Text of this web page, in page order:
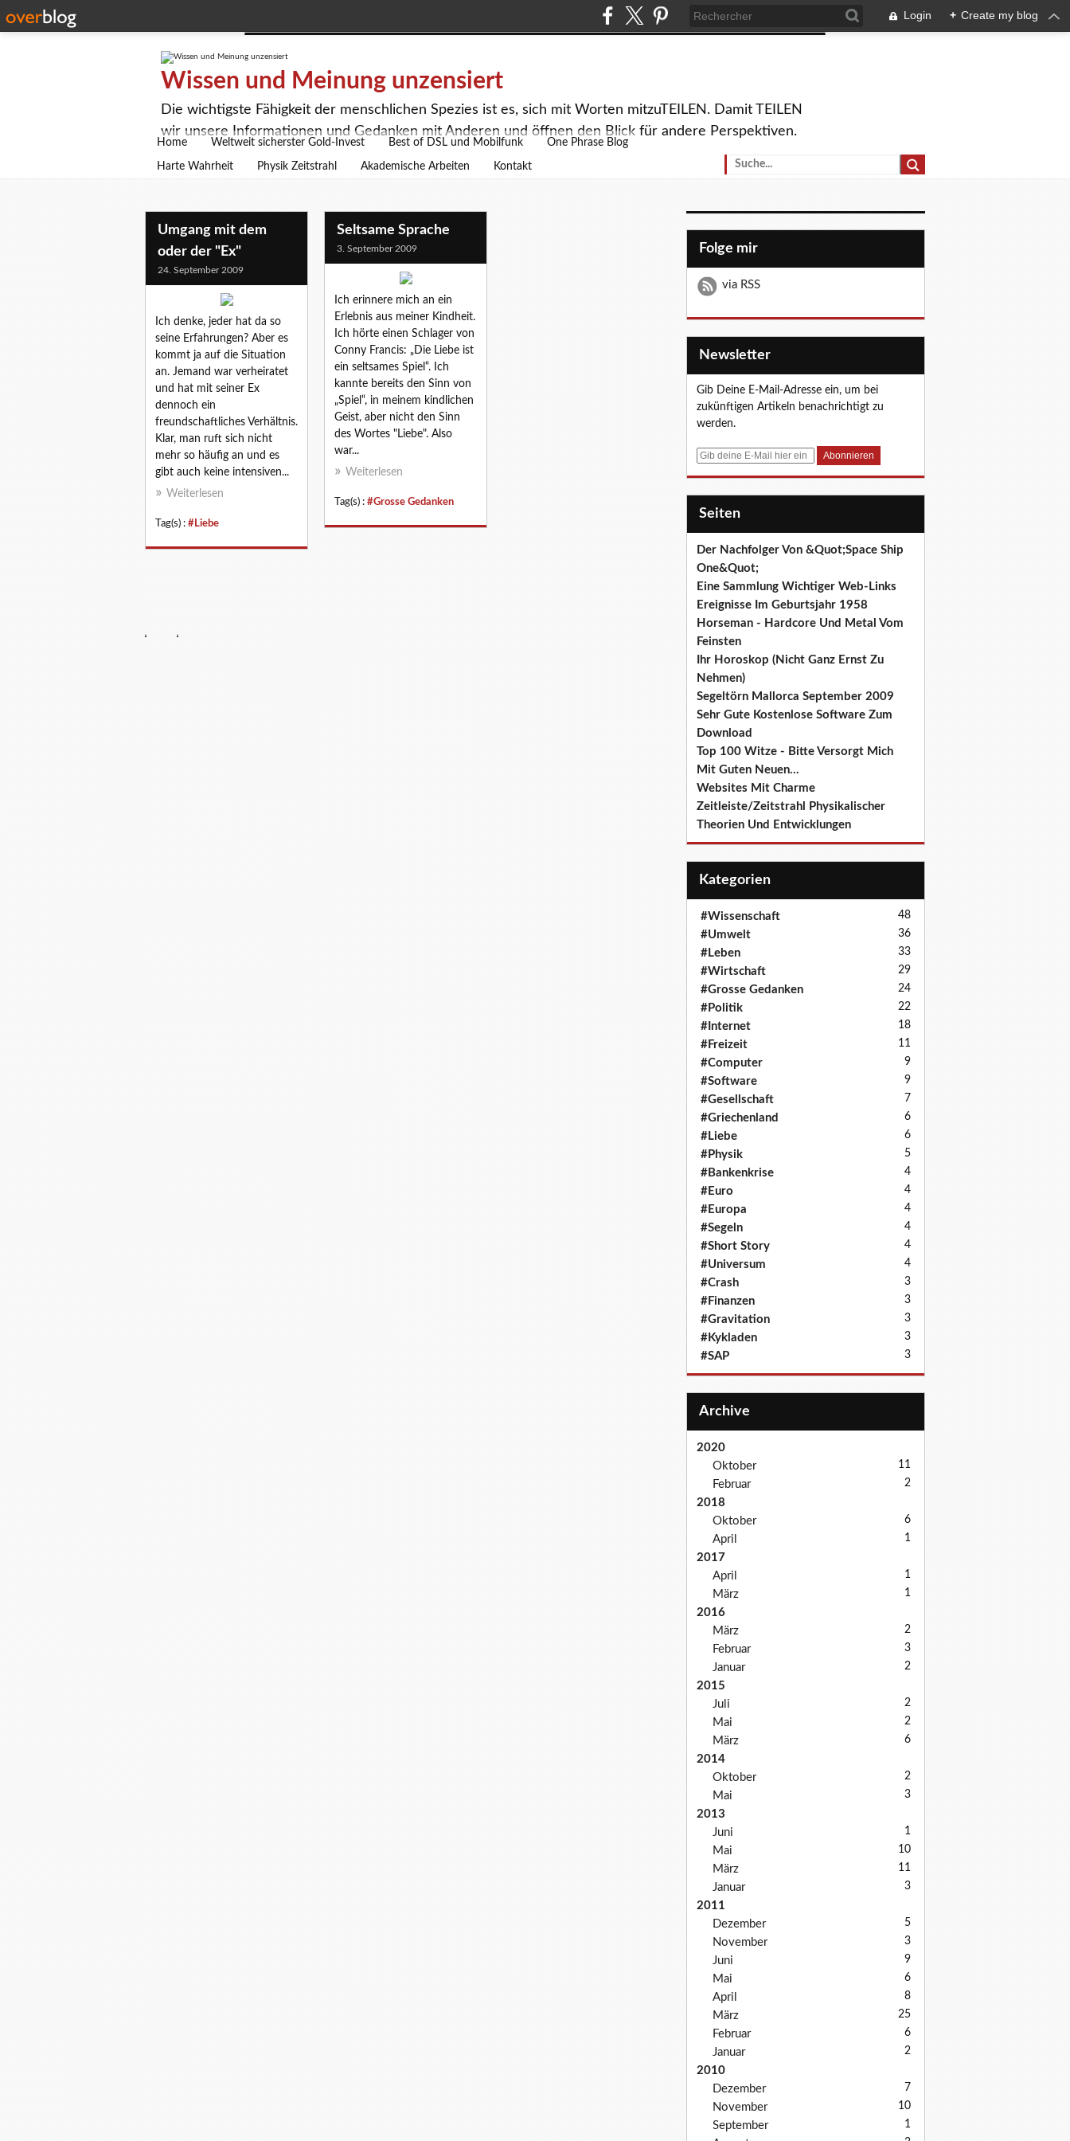
Login + Create my blog
Wissen und Meinung unzensiert
Die wichtigste Fähigkeit der menschlichen Spezies ist es, sich mit Worten mitzuTEILEN. Damit TEILEN
wir unsere Informationen und Gedanken mit Anderen und öffnen den Blick für andere Perspektiven.
Home Weltweit sicherster Gold-Invest Best of DSL und Mobilfunk One Phrase Blog
Harte Wahrheit Physik Zeitstrahl Akademische Arbeiten Kontakt
Umgang mit dem
oder der "Ex"
24. September 2009
Ich denke, jeder hat da so
seine Erfahrungen? Aber es
kommt ja auf die Situation
an. Jemand war verheiratet
und hat mit seiner Ex
dennoch ein
freundschaftliches Verhältnis.
Klar, man ruft sich nicht
mehr so häufig an und es
gibt auch keine intensiven...
Weiterlesen
Tag(s) : #Liebe
Seltsame Sprache
3. September 2009
Ich erinnere mich an ein
Erlebnis aus meiner Kindheit.
Ich hörte einen Schlager von
Conny Francis: „Die Liebe ist
ein seltsames Spiel“. Ich
kannte bereits den Sinn von
„Spiel“, in meinem kindlichen
Geist, aber nicht den Sinn
des Wortes "Liebe". Also
war...
Weiterlesen
Tag(s) : #Grosse Gedanken
Folge mir
via RSS
Newsletter
Gib Deine E-Mail-Adresse ein, um bei
zukünftigen Artikeln benachrichtigt zu
werden.
E
Seiten
Der Nachfolger Von &Quot;Space Ship
One&Quot;
Eine Sammlung Wichtiger Web-Links
Ereignisse Im Geburtsjahr 1958
Horseman - Hardcore Und Metal Vom
Feinsten
Ihr Horoskop (Nicht Ganz Ernst Zu
Nehmen)
Segeltörn Mallorca September 2009
Sehr Gute Kostenlose Software Zum
Download
Top 100 Witze - Bitte Versorgt Mich
Mit Guten Neuen...
Websites Mit Charme
Zeitleiste/Zeitstrahl Physikalischer
Theorien Und Entwicklungen
Kategorien
#Wissenschaft 48
#Umwelt 36
#Leben 33
#Wirtschaft 29
#Grosse Gedanken 24
#Politik 22
#Internet 18
#Freizeit 11
#Computer 9
#Software 9
#Gesellschaft 7
#Griechenland 6
#Liebe 6
#Physik 5
#Bankenkrise 4
#Euro 4
#Europa 4
#Segeln 4
#Short Story 4
#Universum 4
#Crash 3
#Finanzen 3
#Gravitation 3
#Kykladen 3
#SAP 3
Archive
2020
Oktober
11
Februar 2
2018
Oktober
6
April 1
2017
April
1
März 1
2016
März
2
Februar 3
Januar 2
2015
Juli
2
Mai 2
März 6
2014
Oktober
2
Mai 3
2013
Juni
1
Mai 10
März 11
Januar 3
2011
Dezember
5
November 3
Juni 9
Mai 6
April 8
März 25
Februar 6
Januar 2
2010
Dezember
7
November 10
September 1